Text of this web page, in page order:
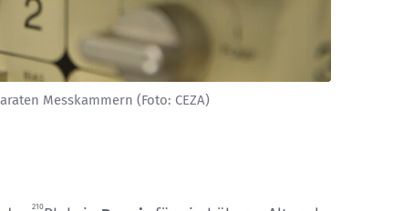
Messkammern (Foto: CEZA)
210